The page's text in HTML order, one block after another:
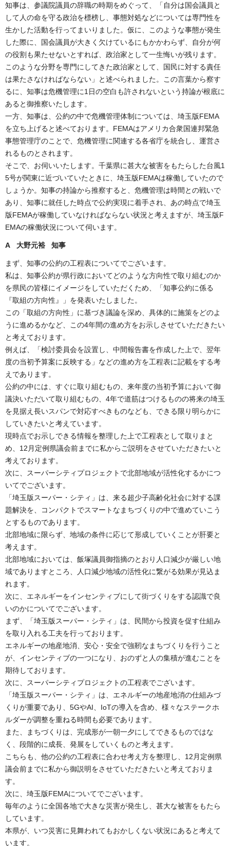
知事は、参議院議員の辞職の時期をめぐって、「自分は国会議員と
して人の命を守る政治を標榜し、事態対処などについては専門性を
生かした活動を行ってまいりました。仮に、このような事態が発生
した際に、国会議員が大きく欠けているにもかかわらず、自分が何
の役割も果たせないとすれば、政治家として一生悔いが残ります。
このような分野を専門にしてきた政治家として、国民に対する責任
は果たさなければならない」と述べられました。この言葉から察す
るに、知事は危機管理に1日の空白も許されないという持論が根底に
あると御推察いたします。
一方、知事は、公約の中で危機管理体制については、埼玉版FEMA
を立ち上げると述べております。FEMAはアメリカ合衆国連邦緊急
事態管理庁のことで、危機管理に関連する各省庁を統合し、運営さ
れるものとされます。
そこで、お伺いいたします。千葉県に甚大な被害をもたらした台風1
5号が関東に近づいていたときに、埼玉版FEMAは稼働していたので
しょうか。知事の持論から推察すると、危機管理は時間との戦いで
あり、知事に就任した時点で公約実現に着手され、あの時点で埼玉
版FEMAが稼働していなければならない状況と考えますが、埼玉版F
EMAの稼働状況について伺います。
A 大野元裕 知事
まず、知事の公約の工程表についてでございます。
私は、知事公約が県行政においてどのような方向性で取り組むのか
を県民の皆様にイメージをしていただくため、「知事公約に係る
『取組の方向性』」を発表いたしました。
この「取組の方向性」に基づき議論を深め、具体的に施策をどのよ
うに進めるかなど、この4年間の進め方をお示しさせていただきたい
と考えております。
例えば、「検討委員会を設置し、中間報告書を作成した上で、翌年
度の当初予算案に反映する」などの進め方を工程表に記載をする考
えであります。
公約の中には、すぐに取り組むもの、来年度の当初予算において御
議決いただいて取り組むもの、4年で道筋はつけるものの将来の埼玉
を見据え長いスパンで対応すべきものなども、できる限り明らかに
していきたいと考えています。
現時点でお示しできる情報を整理した上で工程表として取りまと
め、12月定例県議会前までに私からご説明をさせていただきたいと
考えております。
次に、スーパーシティプロジェクトで北部地域が活性化するかにつ
いてでございます。
「埼玉版スーパー・シティ」は、来る超少子高齢化社会に対する課
題解決を、コンパクトでスマートなまちづくりの中で進めていこう
とするものであります。
北部地域に限らず、地域の条件に応じて形成していくことが肝要と
考えます。
北部地域においては、飯塚議員御指摘のとおり人口減少が厳しい地
域でありますところ、人口減少地域の活性化に繋がる効果が見込ま
れます。
次に、エネルギーをインセンティブにして街づくりをする認識で良
いのかについてでございます。
まず、「埼玉版スーパー・シティ」は、民間から投資を促す仕組み
を取り入れる工夫を行っております。
エネルギーの地産地消、安心・安全で強靭なまちづくりを行うこと
が、インセンティブの一つになり、おのずと人の集積が進むことを
期待しております。
次に、スーパーシティプロジェクトの工程表でございます。
「埼玉版スーパー・シティ」は、エネルギーの地産地消の仕組みづ
くりが重要であり、5GやAI、IoTの導入を含め、様々なステークホ
ルダーが調整を重ねる時間も必要であります。
また、まちづくりは、完成形が一朝一夕にしてできるものではな
く、段階的に成長、発展をしていくものと考えます。
こちらも、他の公約の工程表に合わせ考え方を整理し、12月定例県
議会前までに私から御説明をさせていただきたいと考えておりま
す。
次に、埼玉版FEMAについてでございます。
毎年のように全国各地で大きな災害が発生し、甚大な被害をもたら
しています。
本県が、いつ災害に見舞われてもおかしくない状況にあると考えて
います。